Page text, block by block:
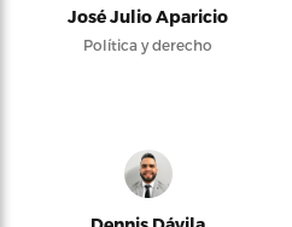
José Julio Aparicio
Política y derecho